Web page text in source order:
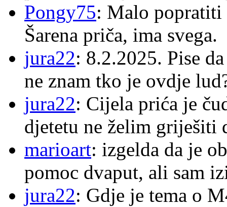
Pongy75: Malo popratiti
Šarena priča, ima svega.
jura22: 8.2.2025. Pise
ne znam tko je ovdje
jura22: Cijela prića je
djetetu ne želim griješiti
marioart: izgelda da je
pomoc dvaput, ali sam
jura22: Gdje je tema o